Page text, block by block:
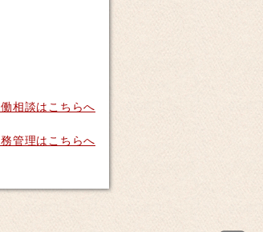
相談はこちらへ
管理はこちらへ